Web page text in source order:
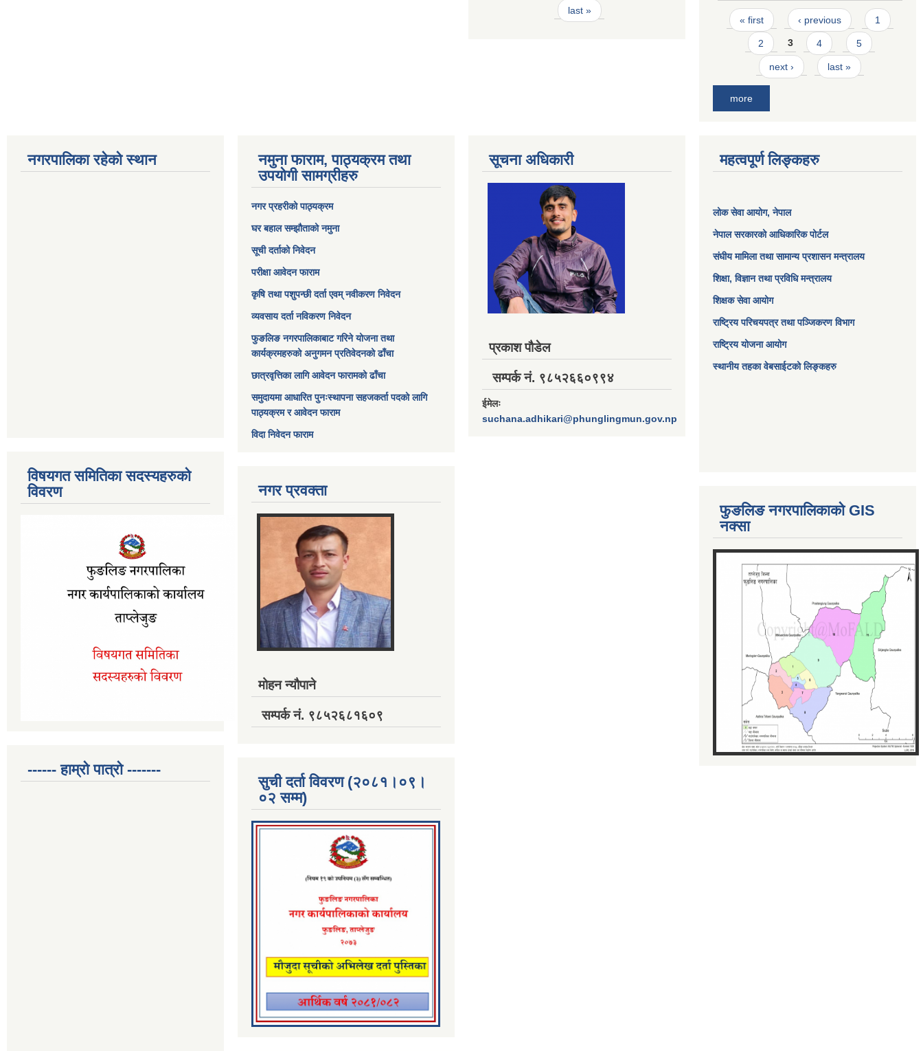
last » Pages
« first ‹ previous 1
2 3 4 5
next › last »
more
नगरपालिका रहेको स्थान
विषयगत समितिका सदस्यहरुको
विवरण
------ हाम्रो पात्रो -------
नमुना फाराम, पाठ्यक्रम तथा
उपयोगी सामग्रीहरु
नगर प्रहरीको पाठ्यक्रम
घर बहाल सम्झौताको नमुना
सूची दर्ताको निवेदन
परीक्षा आवेदन फाराम
कृषि तथा पशुपन्छी दर्ता एवम् नवीकरण निवेदन
व्यवसाय दर्ता नविकरण निवेदन
फुङलिङ नगरपालिकाबाट गरिने योजना तथा
कार्यक्रमहरुको अनुगमन प्रतिवेदनको ढाँचा
छात्रवृत्तिका लागि आवेदन फारामको ढाँचा
समुदायमा आधारित पुनःस्थापना सहजकर्ता पदको लागि
पाठ्यक्रम र आवेदन फाराम
विदा निवेदन फाराम
नगर प्रवक्ता
मोहन न्यौपाने
सम्पर्क नं. ९८५२६८१६०९
सुची दर्ता विवरण (२०८१।०९।
०२ सम्म)
सूचना अधिकारी
प्रकाश पौडेल
सम्पर्क नं. ९८५२६६०९९४
ईमेलः
suchana.adhikari@phunglingmun.gov.np
महत्वपूर्ण लिङ्कहरु
लोक सेवा आयोग, नेपाल
नेपाल सरकारको आधिकारिक पोर्टल
संघीय मामिला तथा सामान्य प्रशासन मन्त्रालय
शिक्षा, विज्ञान तथा प्रविधि मन्त्रालय
शिक्षक सेवा आयोग
राष्ट्रिय परिचयपत्र तथा पञ्जिकरण विभाग
राष्ट्रिय योजना आयोग
स्थानीय तहका वेबसाईटको लिङ्कहरु
फुङलिङ नगरपालिकाको GIS
नक्सा